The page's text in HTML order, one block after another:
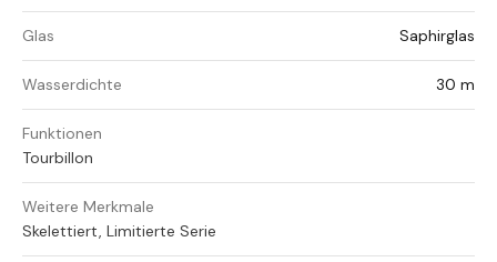
Glas Saphirglas
Wasserdichte 30 m
Funktionen
Tourbillon
Weitere Merkmale
Skelettiert, Limitierte Serie